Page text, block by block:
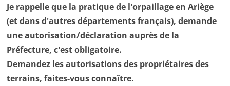
Je rappelle que la pratique de l'orpaillage en Ariège
(et dans d'autres départements français), demande
une autorisation/déclaration auprès de la
Préfecture, c'est obligatoire.
Demandez les autorisations des propriétaires des
terrains, faites-vous connaître.